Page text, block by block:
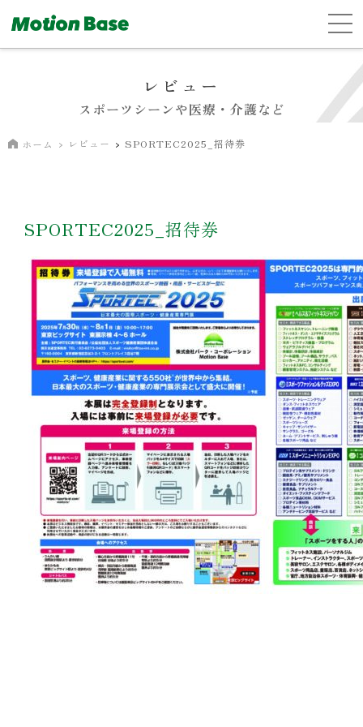
レビュー
スポーツシーンや医療・介護など
ホーム レビュー SPORTEC2025_招待券
SPORTEC2025_招待券